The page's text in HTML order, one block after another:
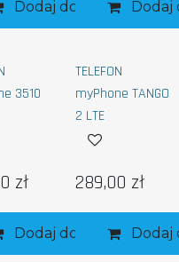
Dodaj do koszykaDodaj
3510
zł
Dodaj do koszyka
TELEFON
myPhone TANGO
2 LTE
289,00 zł
Dodaj